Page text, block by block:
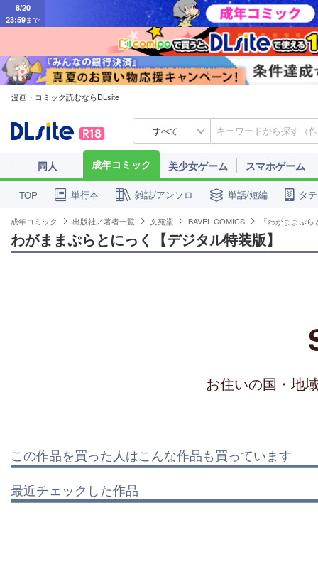
23:59まで
漫画・コミック読むならDLsite
すべて
同人 成年コミック 美少女ゲーム スマホゲーム
TOP 単行本 雑誌/アンソロ 単話/短編 タ
成年コミック 出版社／著者一覧 文苑堂 BAVEL COMICS 「わがままぷ
わがままぷらとにっく【デジタル特装版】
お住いの国・地
この作品を買った人はこんな作品も買っています
最近チェックした作品